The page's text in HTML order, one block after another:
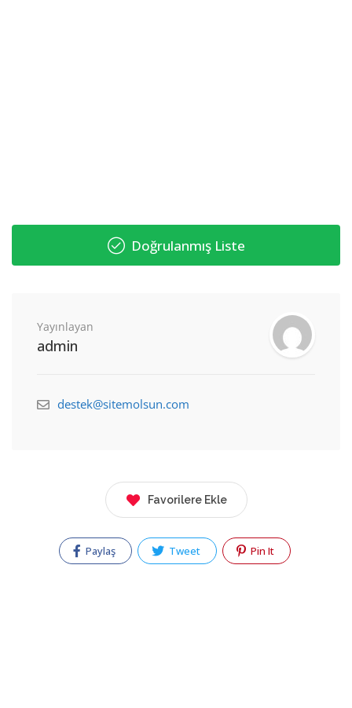
Doğrulanmış Liste
Yayınlayan
admin
destek@sitemolsun.com
Favorilere Ekle
Paylaş Tweet Pin It